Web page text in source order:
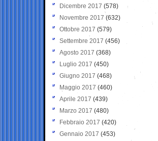
Dicembre 2017 (578)
Novembre 2017 (632)
Ottobre 2017 (579)
Settembre 2017 (456)
Agosto 2017 (368)
Luglio 2017 (450)
Giugno 2017 (468)
Maggio 2017 (460)
Aprile 2017 (439)
Marzo 2017 (480)
Febbraio 2017 (420)
Gennaio 2017 (453)